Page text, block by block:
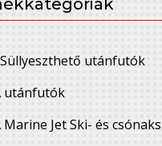
utánfutók
utánfutók
Marine Jet Ski- és